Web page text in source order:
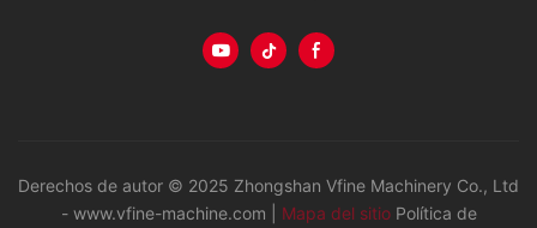
Derechos de autor © 2025 Zhongshan Vfine Machinery Co., Ltd
- www.vfine-machine.com |
Mapa del sitio Política de